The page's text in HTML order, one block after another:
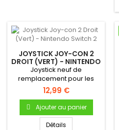
JOYSTICK JOY-CON 2
DROIT (VERT) - NINTENDO
SWITCH 2
Joystick neuf de
remplacement pour les
Joy-con de la Nintendo
Switch 2...
12,99 €
Ajouter au panier
Détails